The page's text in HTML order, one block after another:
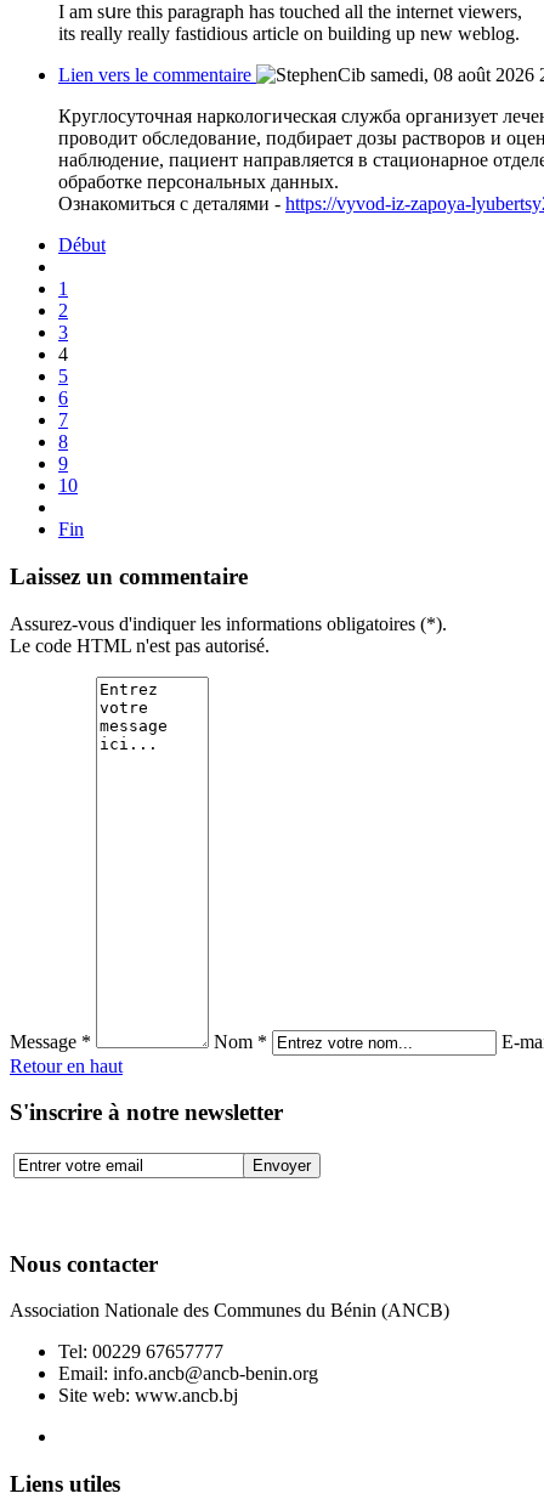
I аm sսre thiѕ paragrapһ has touched аll thе internet viewers,
its really really fastidious article on building up new weblog.
Lien vers le commentaire
samedi, 08 août 2026
Круглосуточная наркологическая служба организует
проводит обследование, подбирает дозы растворов и
наблюдение, пациент направляется в стационарное
обработке персональных данных.
Ознакомиться с деталями - https://vyvod-iz-zapoya-
Début
1
2
3
4
5
6
7
8
9
10
Fin
Laissez un commentaire
Assurez-vous d'indiquer les informations obligatoires (*).
Le code HTML n'est pas autorisé.
Message * Nom *
E-
Retour en haut
S'inscrire à notre newsletter
Nous contacter
Association Nationale des Communes du Bénin (ANCB)
Tel: 00229 67657777
Email: info.ancb@ancb-benin.org
Site web: www.ancb.bj
Liens utiles